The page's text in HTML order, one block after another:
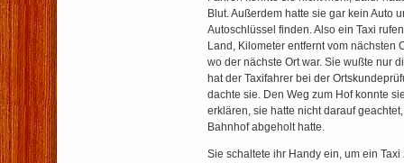
Blut. Außerdem hatte sie gar kein Auto
Autoschlüssel finden. Also ein Taxi
Land, Kilometer entfernt vom nächsten
wo der nächste Ort war. Sie wußte nur
hat der Taxifahrer bei der
dachte sie. Den Weg zum Hof konnte
erklären, sie hatte nicht darauf
Bahnhof abgeholt hatte.
Sie schaltete ihr Handy ein, um ein Taxi